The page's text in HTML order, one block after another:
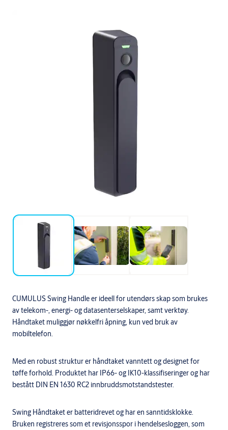
CUMULUS Swing Handle er ideell for utendørs skap som brukes
av telekom-, energi- og datasenterselskaper, samt verktøy.
Håndtaket muliggjør nøkkelfri åpning, kun ved bruk av
mobiltelefon.
Med en robust struktur er håndtaket vanntett og designet for
tøffe forhold. Produktet har IP66- og IK10-klassifiseringer og har
bestått DIN EN 1630 RC2 innbruddsmotstandstester.
Swing Håndtaket er batteridrevet og har en sanntidsklokke.
Bruken registreres som et revisjonsspor i hendelsesloggen, som